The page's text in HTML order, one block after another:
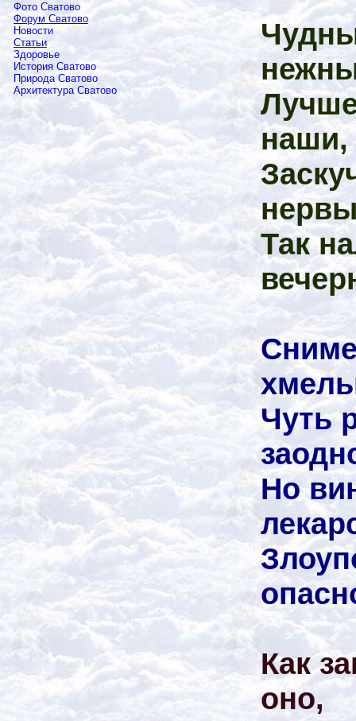
Фото Сватово
Форум Сватово
Новости
Статьи
Здоровье
История Сватово
Природа Сватово
Архитектура Сватово
наши,
Так
Чуть
Но
Как
оно,